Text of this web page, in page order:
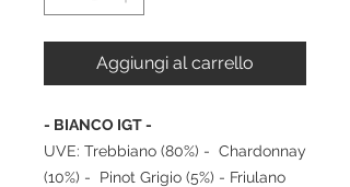
Aggiungi al carrello
- BIANCO IGT -
UVE: Trebbiano (80%) - Chardonnay
(10%) - Pinot Grigio (5%) - Friulano